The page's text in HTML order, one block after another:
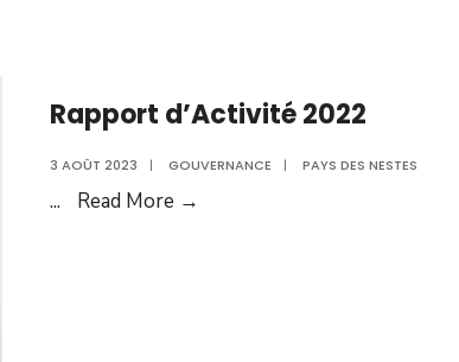
Rapport d’Activité 2022
3 AOÛT 2023 | GOUVERNANCE | PAYS DES NESTES
... Read More →